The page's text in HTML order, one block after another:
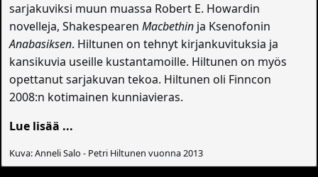
sarjakuviksi muun muassa Robert E. Howardin
novelleja, ShakespearenMacbethin ja Ksenofonin
Anabasiksen. Hiltunen on tehnyt kirjankuvituksia ja
kansikuvia useille kustantamoille. Hiltunen on myös
opettanut sarjakuvan tekoa. Hiltunen oli Finncon
2008:n kotimainen kunniavieras.
Lue lisää ...
Kuva: Anneli Salo - Petri Hiltunen vuonna 2013